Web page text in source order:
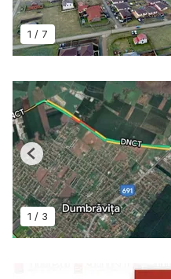
1 / 7
1 / 3
Previous